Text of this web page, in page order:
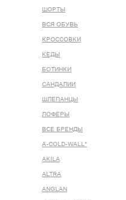
ШОРТЫ
ВСЯ ОБУВЬ
КРОССОВКИ
КЕДЫ
БОТИНКИ
САНДАЛИИ
ШЛЕПАНЦЫ
ЛОФЕРЫ
ВСЕ БРЕНДЫ
A-COLD-WALL*
AKILA
ALTRA
ANGLAN